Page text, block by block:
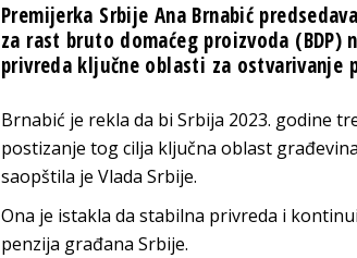
Premijerka Srbije Ana Brnabić
za rast bruto domaćeg proizvoda
privreda ključne oblasti za ostvarivanje
Brnabić je rekla da bi Srbija 2023. godine
postizanje tog cilja ključna oblast
saopštila je Vlada Srbije.
Ona je istakla da stabilna privreda i
penzija građana Srbije.